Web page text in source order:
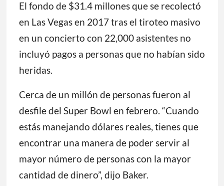
El fondo de $31.4 millones que se recolectó
en Las Vegas en 2017 tras el tiroteo masivo
en un concierto con 22,000 asistentes no
incluyó pagos a personas que no habían sido
heridas.
Cerca de un millón de personas fueron al
desfile del Super Bowl en febrero. “Cuando
estás manejando dólares reales, tienes que
encontrar una manera de poder servir al
mayor número de personas con la mayor
cantidad de dinero”, dijo Baker.